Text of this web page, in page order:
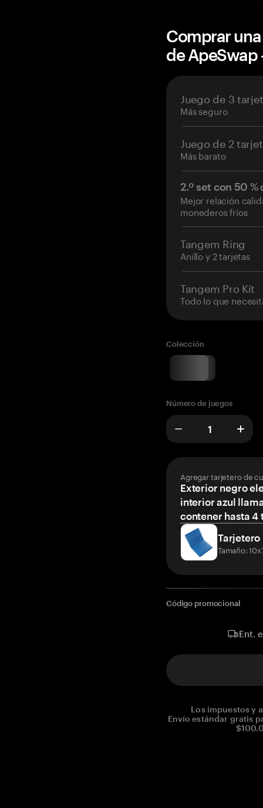
Comprar
de
Juego de 3
Más seguro
Juego de 2
Más barato
2.º set con 50
Mejor relación
monederos fríos
Tangem Ring
Anillo y 2 tarjetas
Tangem Pro Kit
Todo lo que
Colección
Número de juegos
Agregar tarjetero de
Exterior negro
interior azul
contener hasta 4
Tarjetero
Tamaño:
Código promocional
Ent.
Los impuestos y
Envío estándar gratis